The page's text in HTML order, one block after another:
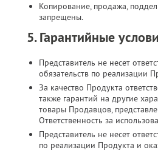
Копирование, продажа,
запрещены.
5. Гарантийные
Представитель не несет
обязательств по реализации
За качество Продукта
также гарантий на другие
товары Продавцов,
Ответственность за
Представитель не несет
по реализации Продукта и